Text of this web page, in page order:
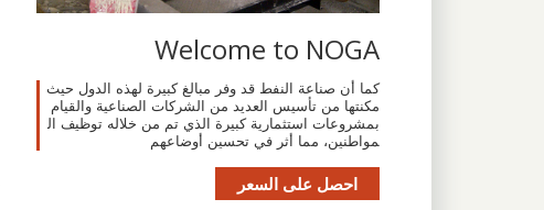
Welcome to NOGA
كما أن صناعة النفط قد وفر مبالغ كبيرة لهذه الدول حيث
مكنتها من تأسيس العديد من الشركات الصناعية والقيام
بمشروعات استثمارية كبيرة الذي تم من خلاله توظيف ال
مواطنين، مما أثر في تحسين أوضاعهم
احصل على السعر